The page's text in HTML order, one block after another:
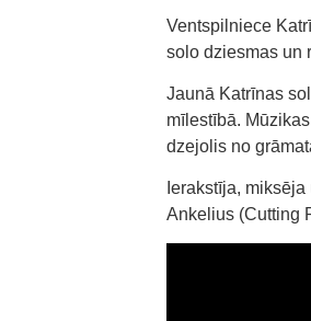
Ventspilniece
solo dziesmas un
Jaunā Katrīnas
mīlestībā.
dzejolis no
Ierakstīja,
Ankelius (Cutting